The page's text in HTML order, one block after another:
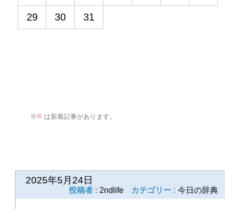
29 30 31
※ ■ は新着記事があります。
2025年5月24日
投稿者 : 2ndlife カテゴリー : 今日の辞典